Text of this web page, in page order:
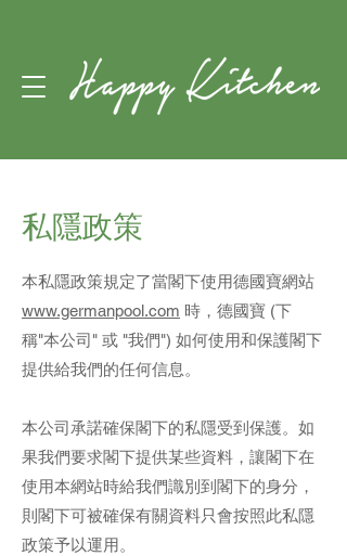
私隱政策
本私隱政策規定了當閣下使用德國寶網站
www.germanpool.com 時，德國寶 (下
稱"本公司" 或 "我們") 如何使用和保護閣下
提供給我們的任何信息。
本公司承諾確保閣下的私隱受到保護。如
果我們要求閣下提供某些資料，讓閣下在
使用本網站時給我們識別到閣下的身分，
則閣下可被確保有關資料只會按照此私隱
政策予以運用。